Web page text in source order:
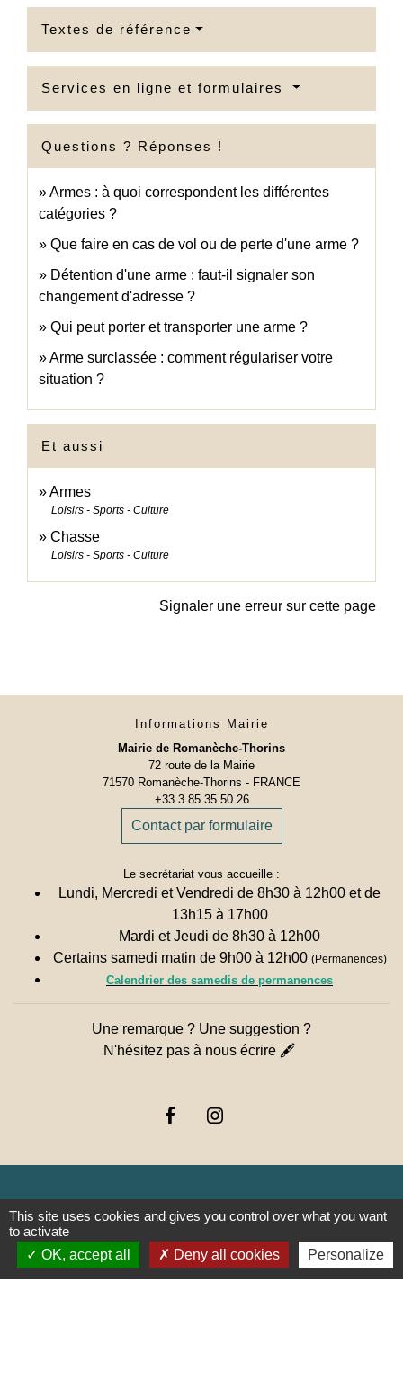
Textes de référence
Services en ligne et formulaires
Questions ? Réponses !
Armes : à quoi correspondent les différentes
catégories ?
Que faire en cas de vol ou de perte d'une arme ?
Détention d'une arme : faut-il signaler son
changement d'adresse ?
Qui peut porter et transporter une arme ?
Arme surclassée : comment régulariser votre
situation ?
Et aussi
Armes
Loisirs - Sports - Culture
Chasse
Loisirs - Sports - Culture
Signaler une erreur sur cette page
Informations Mairie
Mairie de Romanèche-Thorins
72 route de la Mairie
71570 Romanèche-Thorins - FRANCE
+33 3 85 35 50 26
Contact par formulaire
Le secrétariat vous accueille :
Lundi, Mercredi et Vendredi de 8h30 à 12h00 et de
13h15 à 17h00
Mardi et Jeudi de 8h30 à 12h00
Certains samedi matin de 9h00 à 12h00 (Permanences)
Calendrier des samedis de permanences
Une remarque ? Une suggestion ?
N'hésitez pas à nous écrire 🖋
Liens
PREFECTURE DE SAÔNE ET
This site uses cookies and gives you control over what you want
to activate
OK, accept all
Deny all cookies Personalize